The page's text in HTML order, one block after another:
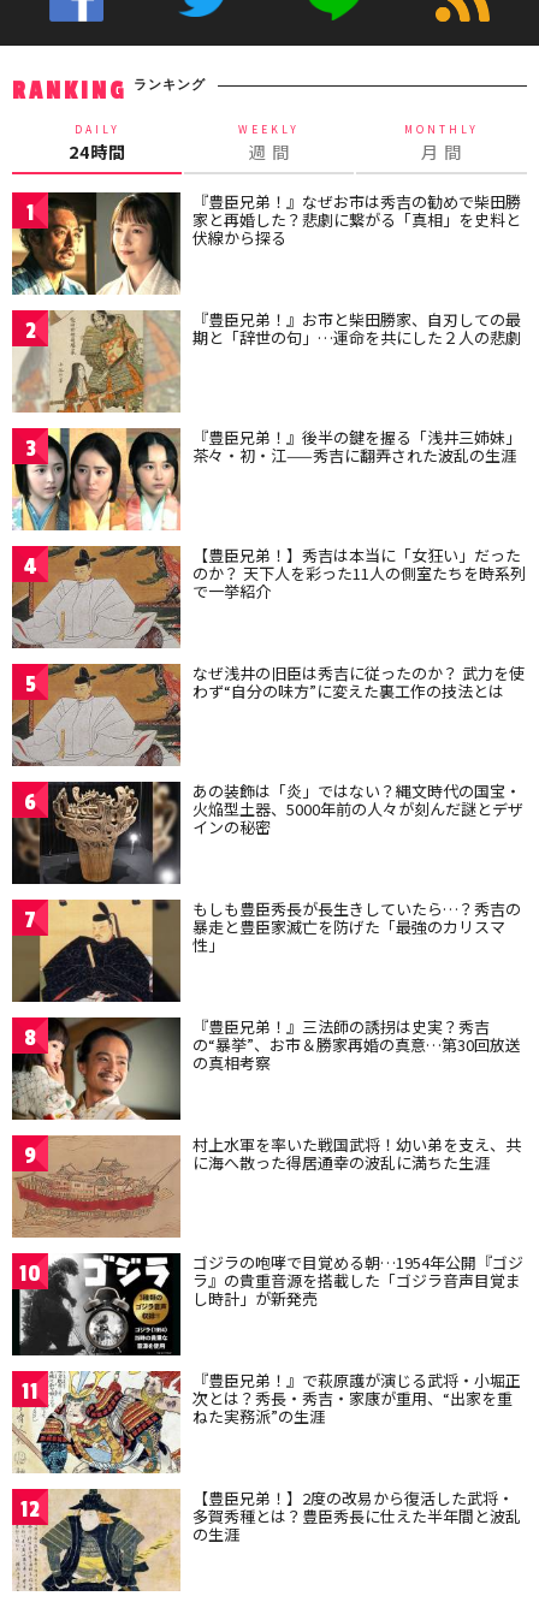
RANKING ランキング
DAILY
24時間
WEEKLY
週 間
MONTHLY
月 間
1 『豊臣兄弟！』なぜお市は秀吉の勧めで柴田勝
家と再婚した？悲劇に繋がる「真相」を史料と
伏線から探る
2 『豊臣兄弟！』お市と柴田勝家、自刃しての最
期と「辞世の句」…運命を共にした２人の悲劇
3 『豊臣兄弟！』後半の鍵を握る「浅井三姉妹」
茶々・初・江——秀吉に翻弄された波乱の生涯
4 【豊臣兄弟！】秀吉は本当に「女狂い」だった
のか？ 天下人を彩った11人の側室たちを時系列
で一挙紹介
5 なぜ浅井の旧臣は秀吉に従ったのか？ 武力を使
わず“自分の味方”に変えた裏工作の技法とは
6 あの装飾は「炎」ではない？縄文時代の国宝・
火焔型土器、5000年前の人々が刻んだ謎とデザ
インの秘密
7 もしも豊臣秀長が長生きしていたら…？秀吉の
暴走と豊臣家滅亡を防げた「最強のカリスマ
性」
8 『豊臣兄弟！』三法師の誘拐は史実？秀吉
の“暴挙”、お市＆勝家再婚の真意…第30回放送
の真相考察
9 村上水軍を率いた戦国武将！幼い弟を支え、共
に海へ散った得居通幸の波乱に満ちた生涯
10 ゴジラの咆哮で目覚める朝…1954年公開『ゴジ
ラ』の貴重音源を搭載した「ゴジラ音声目覚ま
し時計」が新発売
11 『豊臣兄弟！』で萩原護が演じる武将・小堀正
次とは？秀長・秀吉・家康が重用、“出家を重
ねた実務派”の生涯
12 【豊臣兄弟！】2度の改易から復活した武将・
多賀秀種とは？豊臣秀長に仕えた半年間と波乱
の生涯